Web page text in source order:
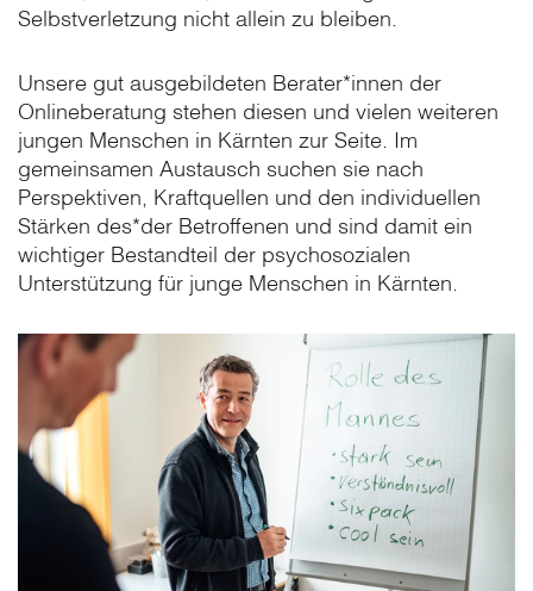
Selbstverletzung nicht allein zu bleiben.
Unsere gut ausgebildeten Berater*innen der
Onlineberatung stehen diesen und vielen weiteren
jungen Menschen in Kärnten zur Seite. Im
gemeinsamen Austausch suchen sie nach
Perspektiven, Kraftquellen und den individuellen
Stärken des*der Betroffenen und sind damit ein
wichtiger Bestandteil der psychosozialen
Unterstützung für junge Menschen in Kärnten.